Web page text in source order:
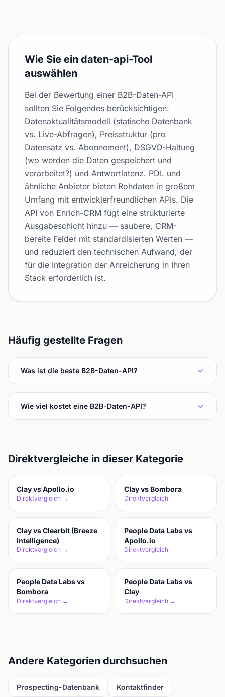
Wie Sie ein daten-api-Tool
auswählen
Bei der Bewertung einer B2B-Daten-API
sollten Sie Folgendes berücksichtigen:
Datenaktualitätsmodell (statische Datenbank
vs. Live-Abfragen), Preisstruktur (pro
Datensatz vs. Abonnement), DSGVO-Haltung
(wo werden die Daten gespeichert und
verarbeitet?) und Antwortlatenz. PDL und
ähnliche Anbieter bieten Rohdaten in großem
Umfang mit entwicklerfreundlichen APIs. Die
API von Enrich-CRM fügt eine strukturierte
Ausgabeschicht hinzu — saubere, CRM-
bereite Felder mit standardisierten Werten —
und reduziert den technischen Aufwand, der
für die Integration der Anreicherung in Ihren
Stack erforderlich ist.
Häufig gestellte Fragen
Was ist die beste B2B-Daten-API?
Wie viel kostet eine B2B-Daten-API?
Direktvergleiche in dieser Kategorie
Clay vs Apollo.io
Direktvergleich →
Clay vs Bombora
Direktvergleich →
Clay vs Clearbit (Breeze
Intelligence)
Direktvergleich →
People Data Labs vs
Apollo.io
Direktvergleich →
People Data Labs vs
Bombora
Direktvergleich →
People Data Labs vs
Clay
Direktvergleich →
Andere Kategorien durchsuchen
Prospecting-Datenbank Kontaktfinder